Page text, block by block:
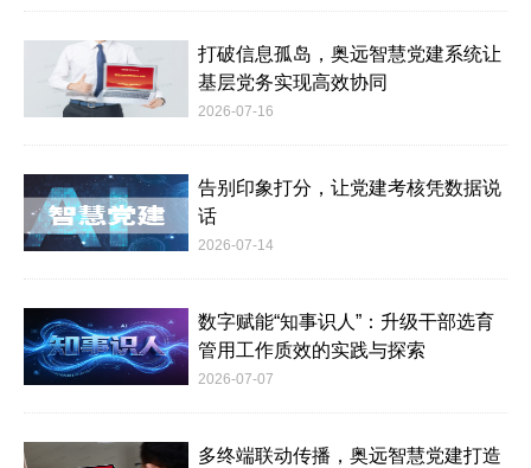
打破信息孤岛，奥远智慧党建系统让
基层党务实现高效协同
2026-07-16
告别印象打分，让党建考核凭数据说
话
2026-07-14
数字赋能“知事识人”：升级干部选育
管用工作质效的实践与探索
2026-07-07
多终端联动传播，奥远智慧党建打造